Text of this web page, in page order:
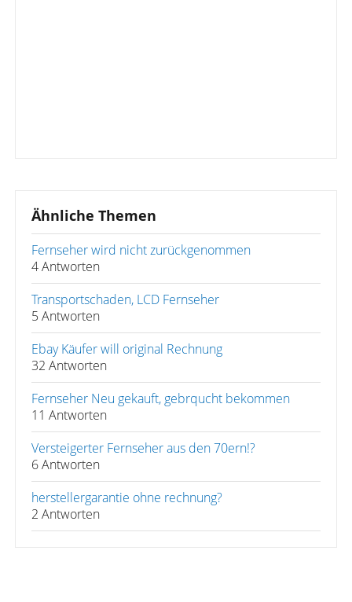
Ähnliche Themen
Fernseher wird nicht zurückgenommen
4 Antworten
Transportschaden, LCD Fernseher
5 Antworten
Ebay Käufer will original Rechnung
32 Antworten
Fernseher Neu gekauft, gebrqucht bekommen
11 Antworten
Versteigerter Fernseher aus den 70ern!?
6 Antworten
herstellergarantie ohne rechnung?
2 Antworten